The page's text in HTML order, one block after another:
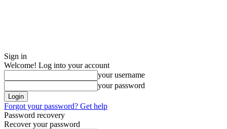
Sign in
Welcome! Log into your account
your username
your password
Forgot your password? Get help
Password recovery
Recover your password